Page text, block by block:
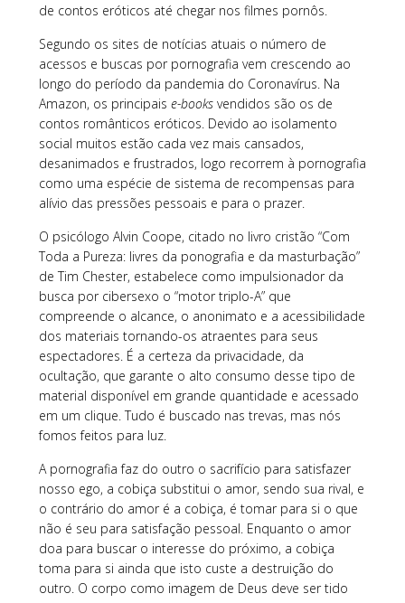
de contos eróticos até chegar nos filmes pornôs.
Segundo os sites de notícias atuais o número de
acessos e buscas por pornografia vem crescendo ao
longo do período da pandemia do Coronavírus. Na
Amazon, os principais e-booksvendidos são os de
contos românticos eróticos. Devido ao isolamento
social muitos estão cada vez mais cansados,
desanimados e frustrados, logo recorrem à pornografia
como uma espécie de sistema de recompensas para
alívio das pressões pessoais e para o prazer.
O psicólogo Alvin Coope, citado no livro cristão “Com
Toda a Pureza: livres da ponografia e da masturbação”
de Tim Chester, estabelece como impulsionador da
busca por cibersexo o “motor triplo-A” que
compreende o alcance, o anonimato e a acessibilidade
dos materiais tornando-os atraentes para seus
espectadores. É a certeza da privacidade, da
ocultação, que garante o alto consumo desse tipo de
material disponível em grande quantidade e acessado
em um clique. Tudo é buscado nas trevas, mas nós
fomos feitos para luz.
A pornografia faz do outro o sacrifício para satisfazer
nosso ego, a cobiça substitui o amor, sendo sua rival, e
o contrário do amor é a cobiça, é tomar para si o que
não é seu para satisfação pessoal. Enquanto o amor
doa para buscar o interesse do próximo, a cobiça
toma para si ainda que isto custe a destruição do
outro. O corpo como imagem de Deus deve ser tido